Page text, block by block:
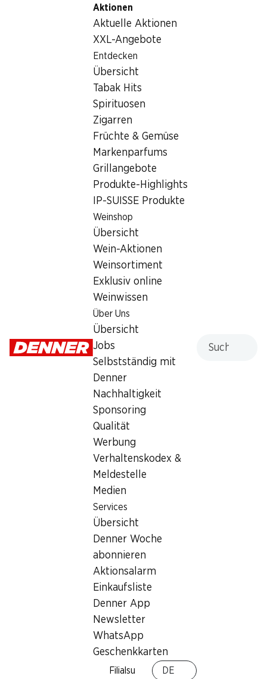
Aktionen
Aktuelle Aktionen
XXL-Angebote
Entdecken
Übersicht
Tabak Hits
Spirituosen
Zigarren
Früchte & Gemüse
Markenparfums
Grillangebote
Produkte-Highlights
IP-SUISSE Produkte
Weinshop
Übersicht
Wein-Aktionen
Weinsortiment
Exklusiv online
Weinwissen
Über Uns
Übersicht
Jobs
Selbstständig mit
Denner
Nachhaltigkeit
Sponsoring
Qualität
Werbung
Verhaltenskodex &
Meldestelle
Medien
Services
Übersicht
Denner Woche
abonnieren
Aktionsalarm
Einkaufsliste
Denner App
Newsletter
WhatsApp
Geschenkkarten
Filialsu
DE
Bier
Wochenend-Knaller
Wochenaktionen
Feldschlösschen Bier
26%
Feldschlösschen Bier
40%
18.60
Feldschlösschen Bier
Braufrisch
24 x 33 cl